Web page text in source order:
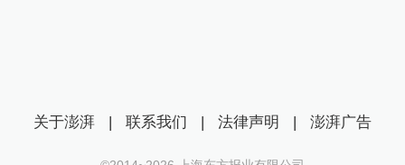
关于澎湃 | 联系我们 | 法律声明 | 澎湃广告